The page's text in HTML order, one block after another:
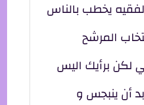
يخطب بالناس
المرشح
برأيك اليس
بد أن ينبجس و